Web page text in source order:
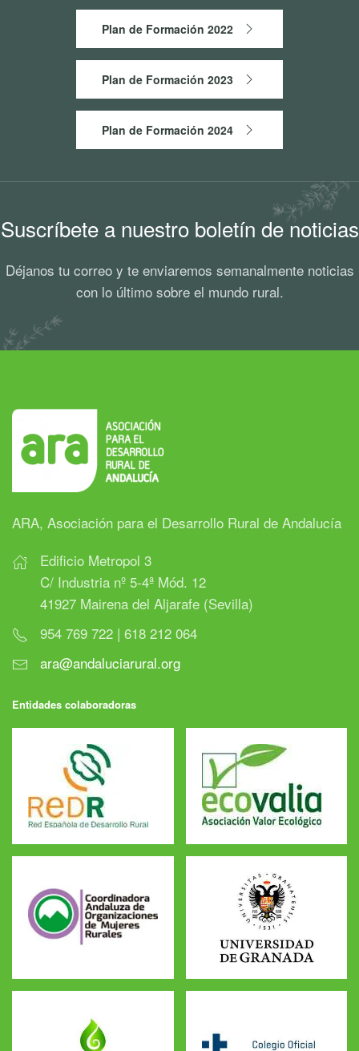
Plan de Formación 2022
Plan de Formación 2023
Plan de Formación 2024
Suscríbete a nuestro boletín de noticias
Déjanos tu correo y te enviaremos semanalmente noticias
con lo último sobre el mundo rural.
ARA, Asociación para el Desarrollo Rural de Andalucía
Edificio Metropol 3
C/ Industria nº 5-4ª Mód. 12
41927 Mairena del Aljarafe (Sevilla)
954 769 722 | 618 212 064
ara@andaluciarural.org
Entidades colaboradoras